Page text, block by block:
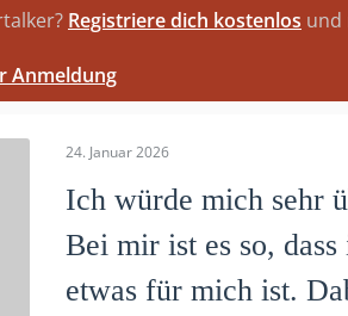
Registriere dich kostenlos und
Anmeldung
24. Januar 2026
Ich würde mich sehr
Bei mir ist es so,
etwas für mich ist.